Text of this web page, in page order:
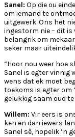
Sanel: Op die ou
om iemand te
uitgewerk. Ons het
ingestorm nie – dit is
belangrik om
seker maar
“Hoor nou weer hoe
Sanel is egter vinnig
wens dat ek moet
toekoms is egter om
gelukkig saam oud te
Willem: Vir eers is
ken en dan iewers
Sanel sê, hopelik ’n